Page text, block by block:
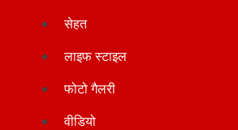
सेहत
लाइफ स्टाइल
फोटो गैलरी
वीडियो